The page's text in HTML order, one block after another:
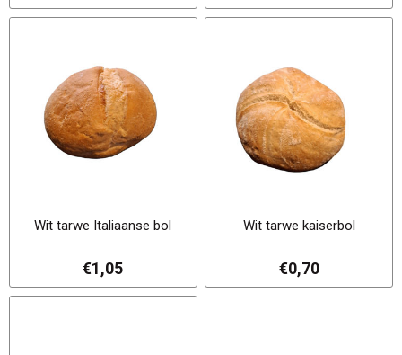
Wit tarwe Italiaanse bol
€1,05
Wit tarwe kaiserbol
€0,70